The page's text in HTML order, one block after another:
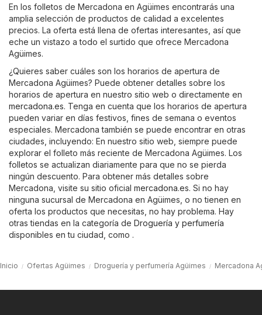
En los folletos de Mercadona en Agüimes encontrarás una
amplia selección de productos de calidad a excelentes
precios. La oferta está llena de ofertas interesantes, así que
eche un vistazo a todo el surtido que ofrece Mercadona
Agüimes.
¿Quieres saber cuáles son los horarios de apertura de
Mercadona Agüimes? Puede obtener detalles sobre los
horarios de apertura en nuestro sitio web o directamente en
mercadona.es. Tenga en cuenta que los horarios de apertura
pueden variar en días festivos, fines de semana o eventos
especiales. Mercadona también se puede encontrar en otras
ciudades, incluyendo: En nuestro sitio web, siempre puede
explorar el folleto más reciente de Mercadona Agüimes. Los
folletos se actualizan diariamente para que no se pierda
ningún descuento. Para obtener más detalles sobre
Mercadona, visite su sitio oficial mercadona.es. Si no hay
ninguna sucursal de Mercadona en Agüimes, o no tienen en
oferta los productos que necesitas, no hay problema. Hay
otras tiendas en la categoría de Droguería y perfumería
disponibles en tu ciudad, como .
Inicio Ofertas Agüimes Droguería y perfumería Agüimes Mercadona